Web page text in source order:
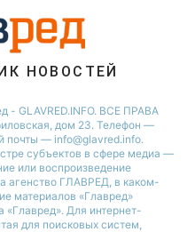
НОВОСТЕЙ
- GLAVRED.INFO. ВСЕ ПРАВА
дом 23. Телефон —
почты — info@glavred.info.
cубъектов в сфере медиа —
или воспроизведение
агенство ГЛАВРЕД, в каком-
материалов «Главред»
«Главред». Для интернет-
для поисковых систем,